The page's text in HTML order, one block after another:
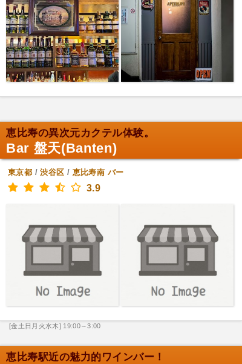
恵比寿の異次元カクテル体験。
Bar 盤天(Banten)
東京都 /渋谷区 / 恵比寿南 バー
3.9
[金土日月火水木] 19:00～3:00
恵比寿駅近の魅力的ワインバー！